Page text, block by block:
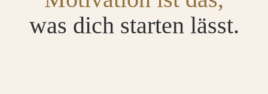
was dich starten lässt.